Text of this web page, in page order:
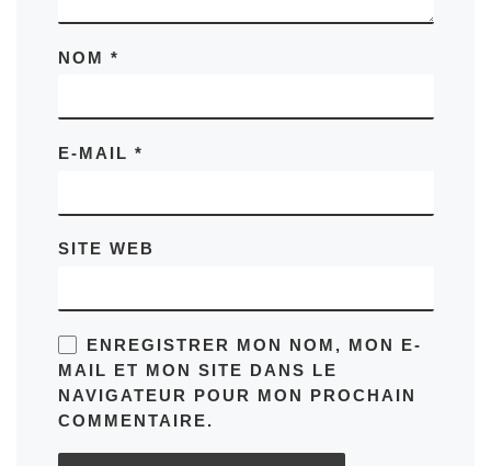
NOM *
E-MAIL *
SITE WEB
ENREGISTRER MON NOM, MON E-
MAIL ET MON SITE DANS LE
NAVIGATEUR POUR MON PROCHAIN
COMMENTAIRE.